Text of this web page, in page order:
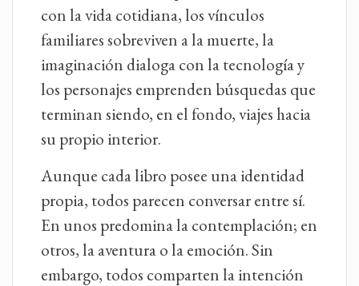
con la vida cotidiana, los vínculos
familiares sobreviven a la muerte, la
imaginación dialoga con la tecnología y
los personajes emprenden búsquedas que
terminan siendo, en el fondo, viajes hacia
su propio interior.
Aunque cada libro posee una identidad
propia, todos parecen conversar entre sí.
En unos predomina la contemplación; en
otros, la aventura o la emoción. Sin
embargo, todos comparten la intención